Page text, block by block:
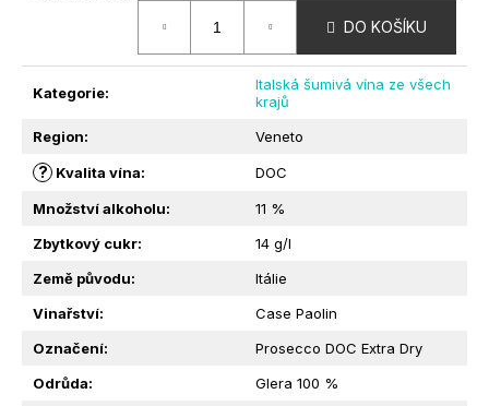
DO KOŠÍKU
Kategorie:
Italská šumivá vína ze všech
krajů
Region: Veneto
? Kvalita vína: DOC
Množství alkoholu:
11 %
Zbytkový cukr:
14 g/l
Země původu:
Itálie
Vinařství:
Case Paolin
Označení:
Prosecco DOC Extra Dry
Odrůda:
Glera 100 %
E
ZELENÉ
OLIVY
DOLCI
VE
SLANÉM
NÁLEVU
REDORO
1KG
389